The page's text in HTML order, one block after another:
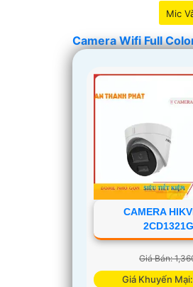
Mic
Camera Wifi Full
CAMERA
Giá Bán:
Giá Khuyến